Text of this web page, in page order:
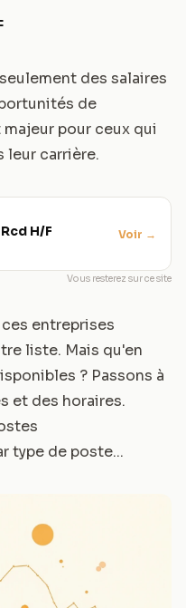
des salaires
de
pour ceux qui
leur carrière.
H/F Voir →
Vous resterez sur ce site
entreprises
liste. Mais qu'en
? Passons à
et des horaires.
type de poste...